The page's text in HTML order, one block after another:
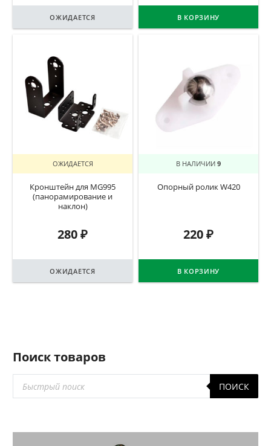
ОЖИДАЕТСЯ В КОРЗИНУ
ОЖИДАЕТСЯ
Кронштейн для MG995
(панорамирование и
наклон)
280₽
ОЖИДАЕТСЯ
В НАЛИЧИИ 9
Опорный ролик W420
220₽
В КОРЗИНУ
Поиск товаров
товаров
ПОИСК